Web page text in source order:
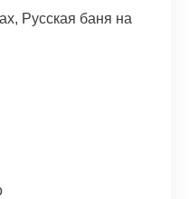
Русская баня на